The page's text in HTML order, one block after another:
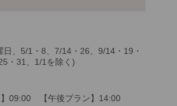
日、5/1・8、7/14・26、9/14・19・
・31、1/1を除く)
】09:00 【午後プラン】14:00